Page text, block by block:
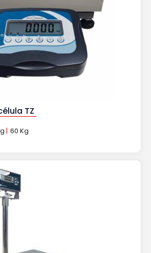
TZ
| 60 Kg